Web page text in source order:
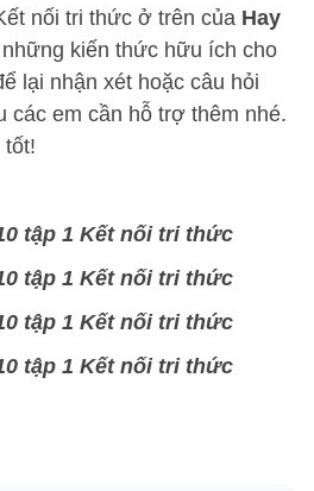
nối tri thức ở trên của Hay
kiến thức hữu ích cho
lại nhận xét hoặc câu hỏi
các em cần hỗ trợ thêm nhé.
tốt!
tập 1 Kết nối tri thức
tập 1 Kết nối tri thức
tập 1 Kết nối tri thức
tập 1 Kết nối tri thức